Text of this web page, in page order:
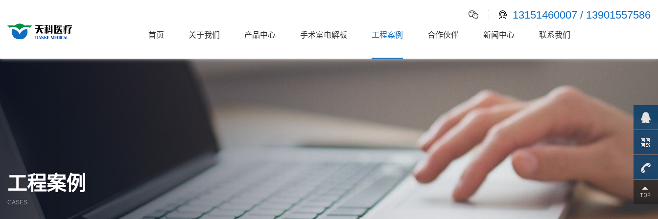
13151460007 / 13901557586
首页 关于我们 产品中心 手术室电解板 工程案例 合作伙伴 新闻中心 联系我们
工程案例
CASES